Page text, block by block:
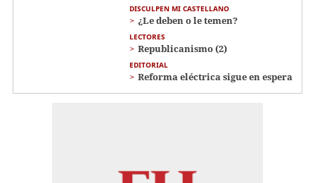
DISCULPEN MI CASTELLANO
¿Le deben o le temen?
LECTORES
Republicanismo (2)
EDITORIAL
Reforma eléctrica sigue en espera